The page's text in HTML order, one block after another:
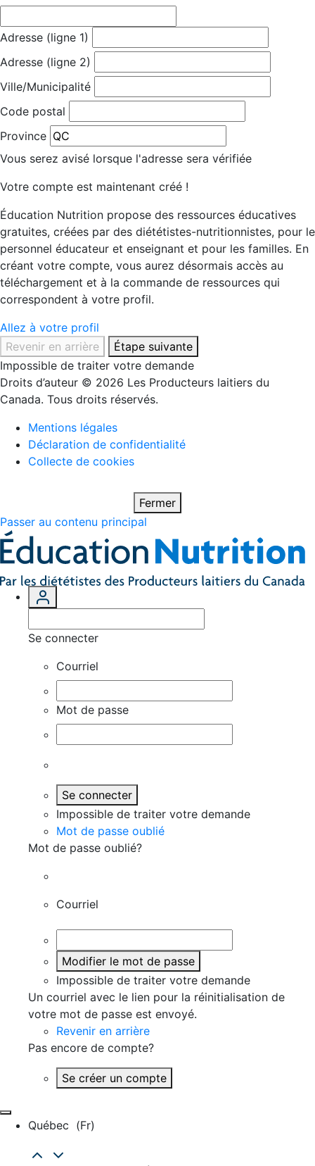
Adresse (ligne 1)
Adresse (ligne 2)
Ville/Municipalité
Code postal
Province
Vous serez avisé lorsque l'adresse sera vérifiée
Votre compte est maintenant créé !
Éducation Nutrition propose des ressources éducatives
gratuites, créées par des diététistes-nutritionnistes, pour le
personnel éducateur et enseignant et pour les familles. En
créant votre compte, vous aurez désormais accès au
téléchargement et à la commande de ressources qui
correspondent à votre profil.
Allez à votre profil
Revenir en arrière
Étape suivante
Impossible de traiter votre demande
Droits d’auteur © 2026 Les Producteurs laitiers du
Canada. Tous droits réservés.
Mentions légales
Déclaration de confidentialité
Collecte de cookies
Fermer
Passer au contenu principal
Se connecter
Courriel
Mot de passe
Se connecter
Impossible de traiter votre demande
Mot de passe oublié
Mot de passe oublié?
Courriel
Modifier le mot de passe
Impossible de traiter votre demande
Un courriel avec le lien pour la réinitialisation de
votre mot de passe est envoyé.
Revenir en arrière
Pas encore de compte?
Se créer un compte
Québec (fr)